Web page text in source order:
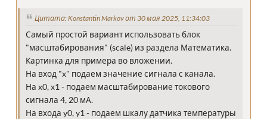
Цитата: Konstantin Markov от 30 мая 2025, 11:34:03
Самый простой вариант использовать блок
"масштабирования" (scale) из раздела Математика.
Картинка для примера во вложении.
На вход "x" подаем значение сигнала с канала.
На x0, x1 - подаем масштабирование токового
сигнала 4, 20 мА.
На входа y0, y1 - подаем шкалу датчика температуры